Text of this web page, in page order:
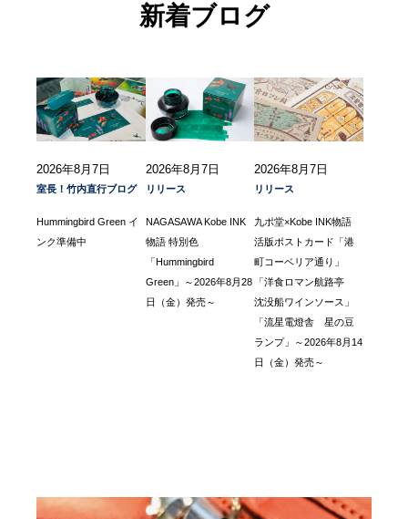
新着ブログ
2026年8月7日
室長！竹内直行ブログ
Hummingbird Green イ
ンク準備中
2026年8月7日
リリース
NAGASAWA Kobe INK
物語 特別色
「Hummingbird
Green」～2026年8月28
日（金）発売～
2026年8月7日
リリース
九ポ堂×Kobe INK物語
活版ポストカード「港
町コーベリア通り」
「洋食ロマン航路亭
沈没船ワインソース」
「流星電燈舎 星の豆
ランプ」～2026年8月14
日（金）発売～